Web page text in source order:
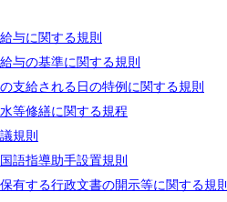
与に関する規則
与の基準に関する規則
支給される日の特例に関する規則
等修繕に関する規程
規則
語指導助手設置規則
有する行政文書の開示等に関する規則